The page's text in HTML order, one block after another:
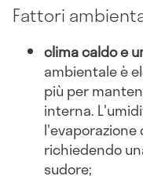
Fattori
clima caldo e
ambientale è
più per
interna.
richiedendo
sudore;